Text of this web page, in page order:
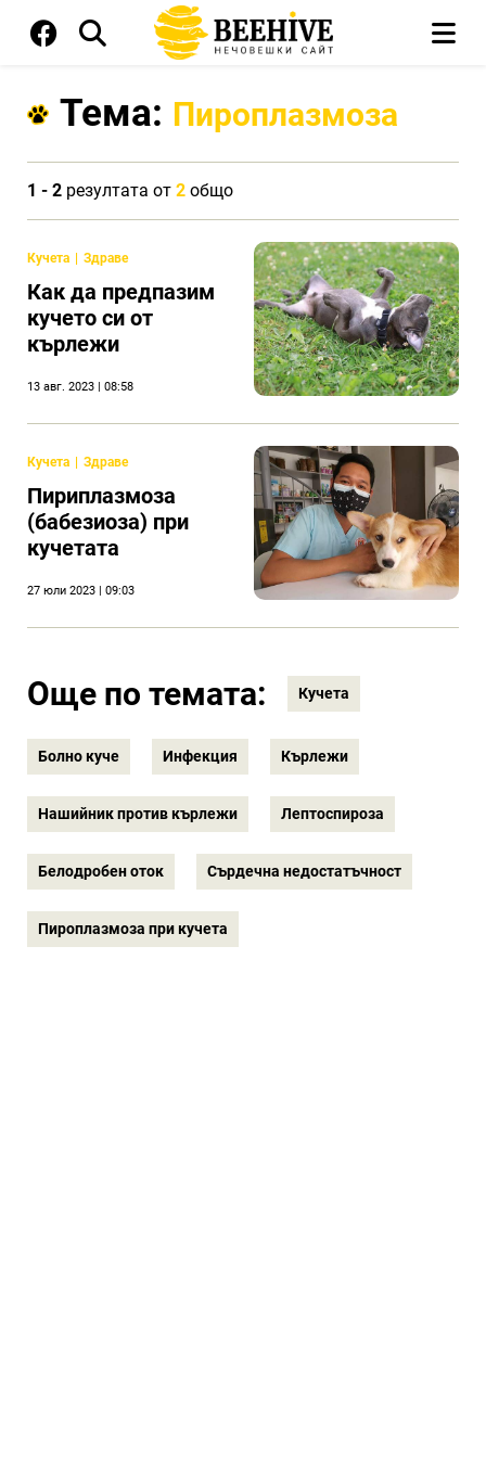
Тема: Пироплазмоза
1 - 2 резултата от 2 общо
Кучета Здраве
Как да предпазим
кучето си от
кърлежи
13 авг. 2023 | 08:58
Кучета Здраве
Пириплазмоза
(бабезиоза) при
кучетата
27 юли 2023 | 09:03
Още по темата: Кучета
Болно куче Инфекция Кърлежи
Нашийник против кърлежи Лептоспироза
Белодробен оток Сърдечна недостатъчност
Пироплазмоза при кучета